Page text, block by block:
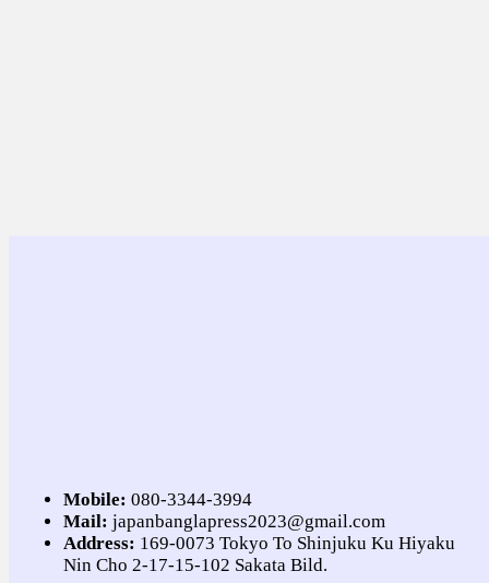
Mobile: 080-3344-3994
Mail: japanbanglapress2023@gmail.com
Address: 169-0073 Tokyo To Shinjuku Ku Hiyaku
Nin Cho 2-17-15-102 Sakata Bild.